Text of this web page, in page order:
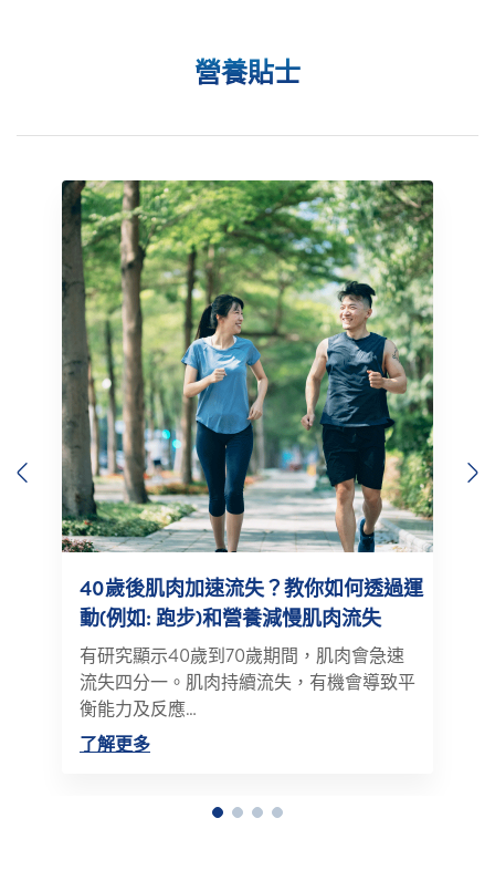
營養貼士
Previous
40歲後肌肉加速流失？教你如何透過運
動(例如: 跑步)和營養減慢肌肉流失
有研究顯示40歲到70歲期間，肌肉會急速
流失四分一。肌肉持續流失，有機會導致平
衡能力及反應…
了解更多